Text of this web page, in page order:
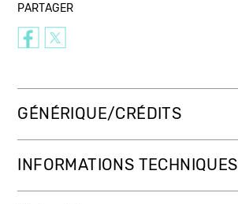
PARTAGER
GÉNÉRIQUE/CRÉDITS
INFORMATIONS TECHNIQUES